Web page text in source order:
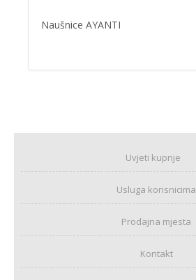
Naušnice AYANTI
Uvjeti kupnje
Usluga korisnicima
Prodajna mjesta
Kontakt